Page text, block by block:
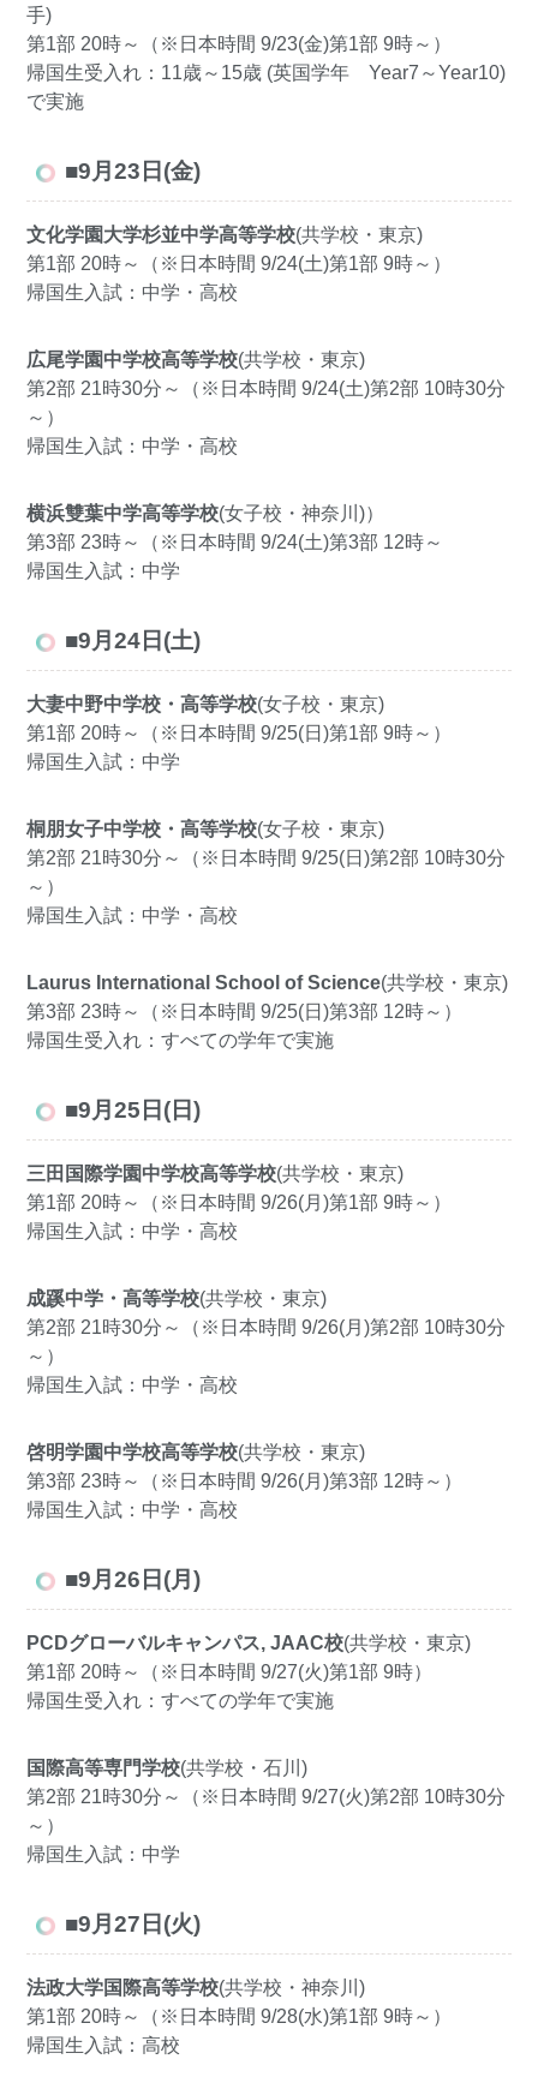
手)
第1部 20時～（※日本時間 9/23(金)第1部 9時～）
帰国生受入れ：11歳～15歳 (英国学年 Year7～Year10)
で実施
■9月23日(金)
文化学園大学杉並中学高等学校(共学校・東京)
第1部 20時～（※日本時間 9/24(土)第1部 9時～）
帰国生入試：中学・高校
広尾学園中学校高等学校(共学校・東京)
第2部 21時30分～（※日本時間 9/24(土)第2部 10時30分
～）
帰国生入試：中学・高校
横浜雙葉中学高等学校(女子校・神奈川)）
第3部 23時～（※日本時間 9/24(土)第3部 12時～
帰国生入試：中学
■9月24日(土)
大妻中野中学校・高等学校(女子校・東京)
第1部 20時～（※日本時間 9/25(日)第1部 9時～）
帰国生入試：中学
桐朋女子中学校・高等学校(女子校・東京)
第2部 21時30分～（※日本時間 9/25(日)第2部 10時30分
～）
帰国生入試：中学・高校
Laurus International School of Science(共学校・東京)
第3部 23時～（※日本時間 9/25(日)第3部 12時～）
帰国生受入れ：すべての学年で実施
■9月25日(日)
三田国際学園中学校高等学校(共学校・東京)
第1部 20時～（※日本時間 9/26(月)第1部 9時～）
帰国生入試：中学・高校
成蹊中学・高等学校(共学校・東京)
第2部 21時30分～（※日本時間 9/26(月)第2部 10時30分
～）
帰国生入試：中学・高校
啓明学園中学校高等学校(共学校・東京)
第3部 23時～（※日本時間 9/26(月)第3部 12時～）
帰国生入試：中学・高校
■9月26日(月)
PCDグローバルキャンパス, JAAC校(共学校・東京)
第1部 20時～（※日本時間 9/27(火)第1部 9時）
帰国生受入れ：すべての学年で実施
国際高等専門学校(共学校・石川)
第2部 21時30分～（※日本時間 9/27(火)第2部 10時30分
～）
帰国生入試：中学
■9月27日(火)
法政大学国際高等学校(共学校・神奈川)
第1部 20時～（※日本時間 9/28(水)第1部 9時～）
帰国生入試：高校